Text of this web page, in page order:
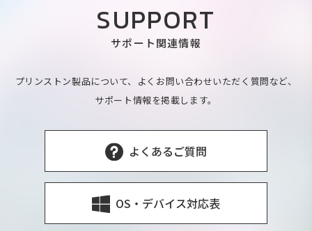
SUPPORT
サポート関連情報
プリンストン製品について、よくお問い合わせいただく質問など、
サポート情報を掲載します。
よくあるご質問
OS・デバイス対応表